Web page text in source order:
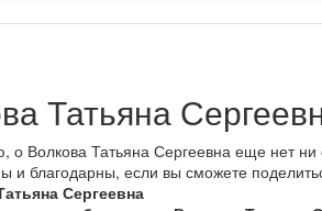
Татьяна
о Волкова Татьяна Сергеевна еще нет
и благодарны, если вы сможете
Сергеевна